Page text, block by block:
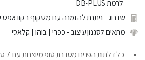
לרמת DB-PLUS
שדרוג- ניתנת להזמנה עם משקוף בקוו אפס
מתאים לסגנון עיצוב- כפרי | בוהו | קלאסי
כל